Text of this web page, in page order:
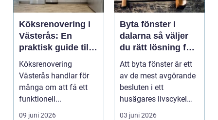
Köksrenovering i
Västerås: En
praktisk guide till
ett lyckat projekt
Köksrenovering
Västerås handlar för
många om att få ett
funktionell...
09 juni 2026
Byta fönster i
dalarna så väljer
du rätt lösning för
hus och klimat
Att byta fönster är ett
av de mest avgörande
besluten i ett
husägares livscykel
med sitt hem. Rätt f...
03 juni 2026